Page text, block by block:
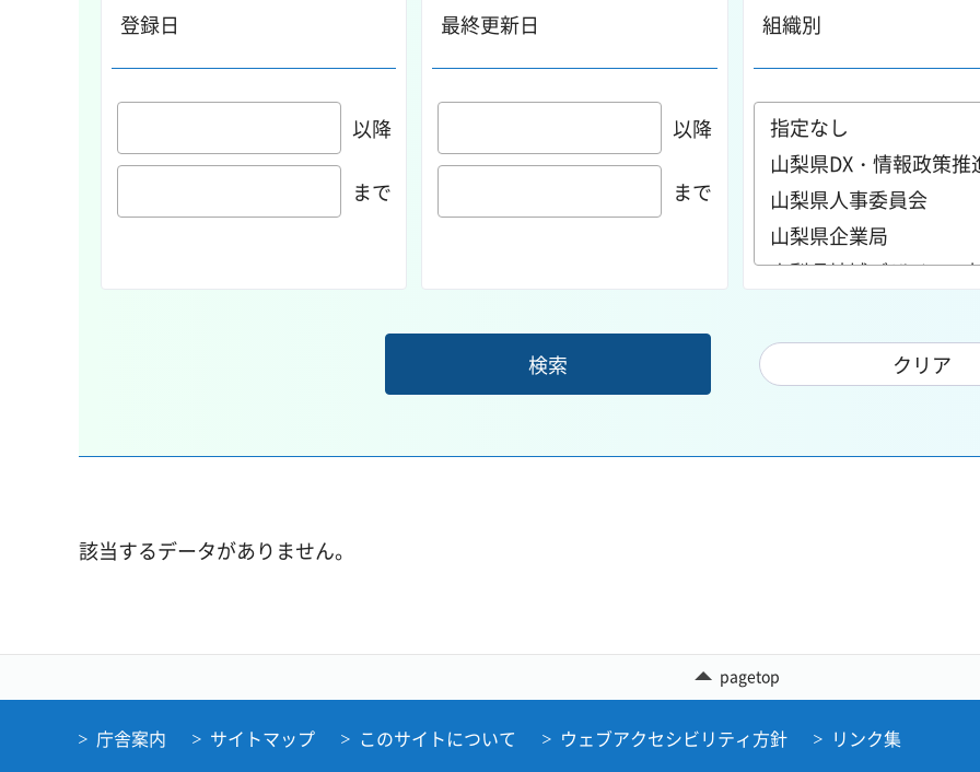
登録日
以降
まで
最終更新日
以降
まで
組織別
該当するデータがありません。
pagetop
庁舎案内 サイトマップ このサイトについて ウェブアクセシビリティ方針 リンク集